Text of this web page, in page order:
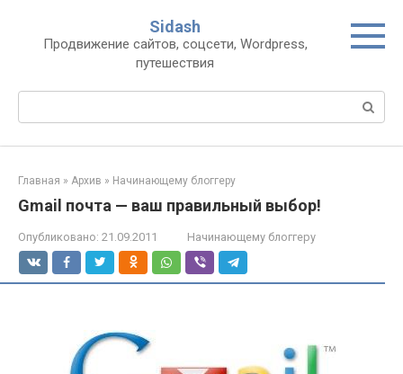
контенту
Sidash
Продвижение сайтов, соцсети, Wordpress,
путешествия
Главная » Архив » Начинающему блоггеру
Gmail почта — ваш правильный выбор!
Опубликовано: 21.09.2011 Начинающему блоггеру